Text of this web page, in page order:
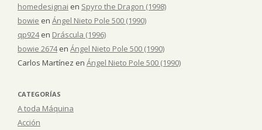
homedesignai en Spyro the Dragon (1998)
bowie en Ángel Nieto Pole 500 (1990)
qp924en Dráscula (1996)
bowie 2674en Ángel Nieto Pole 500 (1990)
Carlos Martínez en Ángel Nieto Pole 500 (1990)
CATEGORÍAS
A toda Máquina
Acción